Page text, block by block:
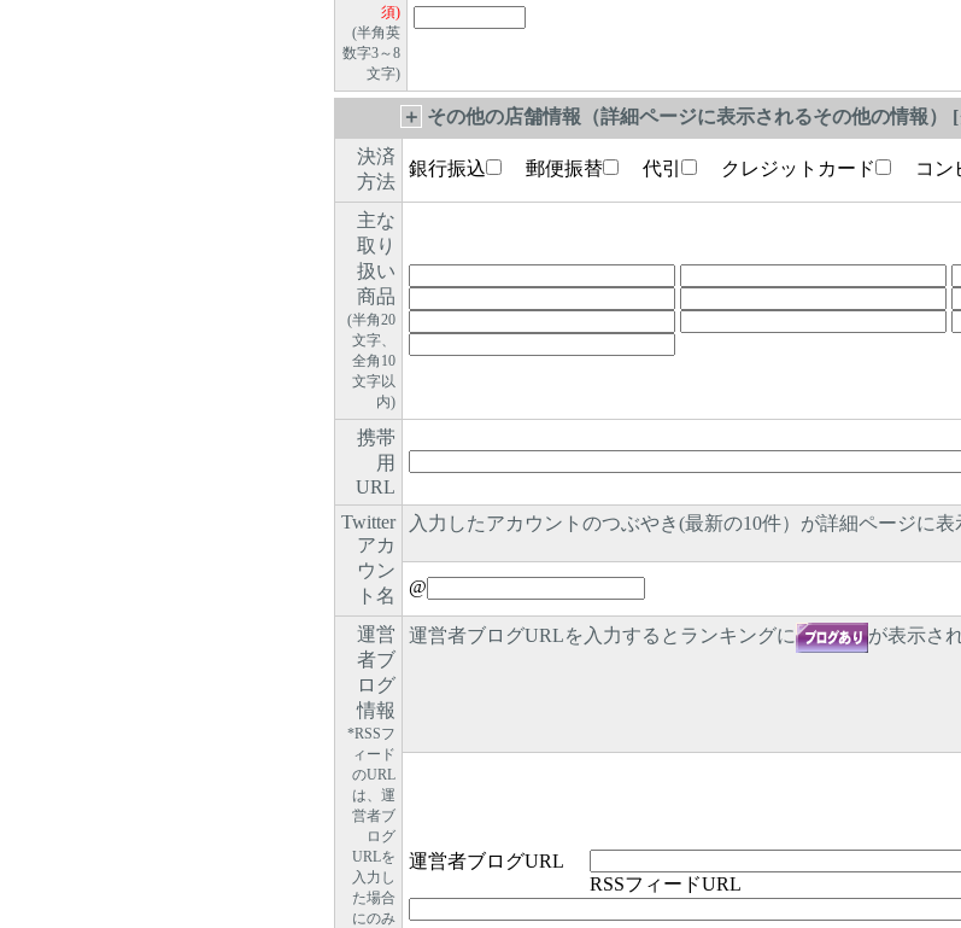
須)
(半角英
数字3～8
文字)
＋ その他の店舗情報（詳細ページに表示されるその他の情報）
決済
方法
銀行振込 郵便振替 代引 クレジットカード コン
主な
取り
扱い
商品
(半角20
文字、
全角10
文字以
内)
携帯
用
URL
Twitter
アカ
ウン
ト名
入力したアカウントのつぶやき(最新の10件）が詳細ページに表
@
運営
者ブ
ログ
情報
*RSSフ
ィード
のURL
は、運
営者ブ
ログ
URLを
入力し
た場合
にのみ
運営者ブログURLを入力するとランキングに が表示さ
運営者ブログURL
RSSフィードURL